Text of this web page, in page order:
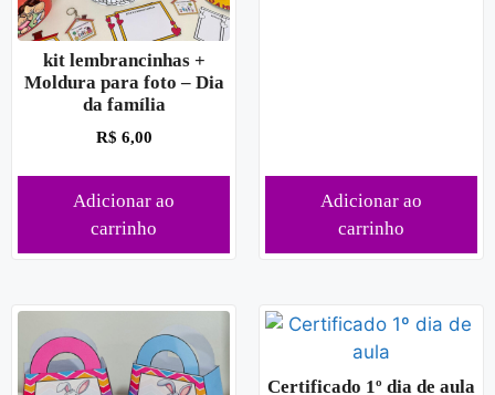
kit lembrancinhas +
Moldura para foto – Dia
da família
R$ 6,00
Adicionar ao
carrinho
Adicionar ao
carrinho
Certificado 1º dia de aula